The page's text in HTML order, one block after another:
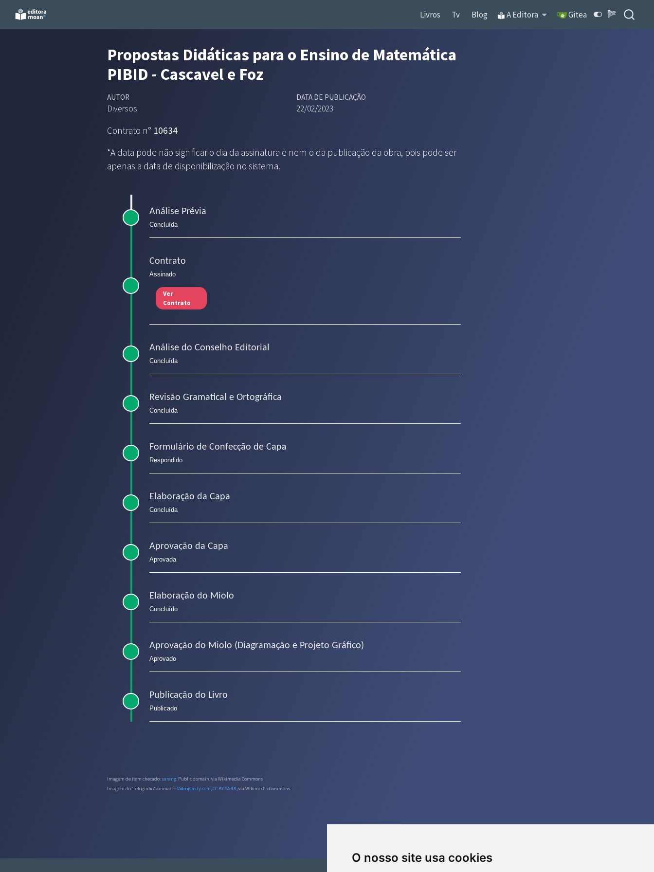
O nosso site usa cookies
Livros Tv Blog A Editora Gitea
Propostas Didáticas para o Ensino de Matemática
PIBID - Cascavel e Foz
AUTOR
Diversos
DATA DE PUBLICAÇÃO
22/02/2023
Contrato n° 10634
*A data pode não significar o dia da assinatura e nem o da publicação da obra, pois pode ser
apenas a data de disponibilização no sistema.
Análise Prévia
Concluída
Contrato
Assinado
Ver
Contrato
Análise do Conselho Editorial
Concluída
Revisão Gramatical e Ortográfica
Concluída
Formulário de Confecção de Capa
Respondido
Elaboração da Capa
Concluída
Aprovação da Capa
Aprovada
Elaboração do Miolo
Concluído
Aprovação do Miolo (Diagramação e Projeto Gráfico)
Aprovado
Publicação do Livro
Publicado
Imagem de item checado: sarang, Public domain, via Wikimedia Commons
Imagem do 'reloginho' animado:Videoplasty.com,CC BY-SA 4.0, via Wikimedia Commons